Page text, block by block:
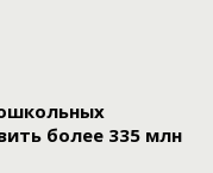
более 335 млн